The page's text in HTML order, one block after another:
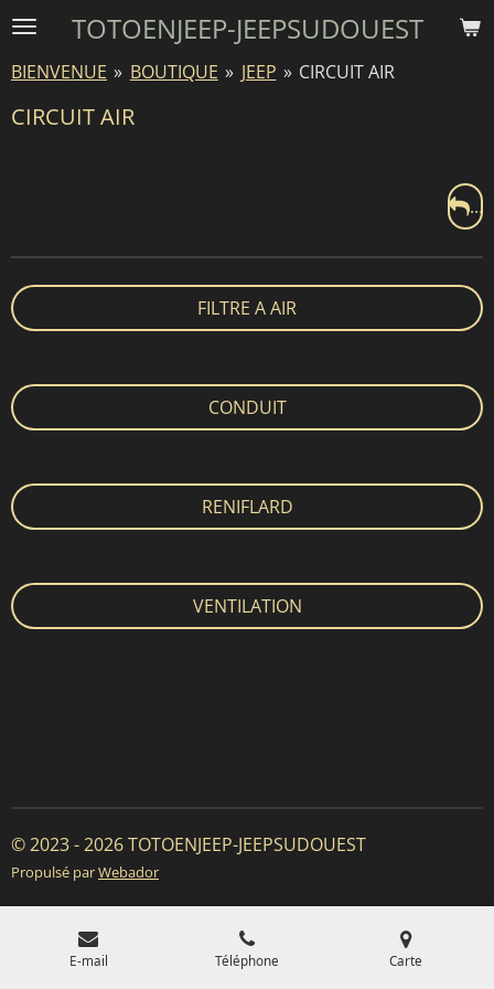
Passer
contenu
TOTOENJEEP-JEEPSUDOUEST
BIENVENUE » BOUTIQUE » JEEP » CIRCUIT AIR
CIRCUIT AIR
...
FILTRE A AIR
CONDUIT
RENIFLARD
VENTILATION
© 2023 - 2026 TOTOENJEEP-JEEPSUDOUEST
Propulsé parWebador
E-mail Téléphone Carte